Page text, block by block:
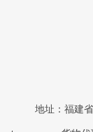
地址：福建